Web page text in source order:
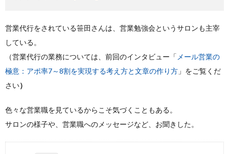
営業代行をされている笹田さんは、営業勉強会というサロンも主宰
している。
（営業代行の業務については、前回のインタビュー「 メール営業の
極意：アポ率7～8割を実現する考え方と文章の作り方 」をご覧くだ
さい）
色々な営業職を見ているからこそ気づくこともある。
サロンの様子や、営業職へのメッセージなど、お聞きした。